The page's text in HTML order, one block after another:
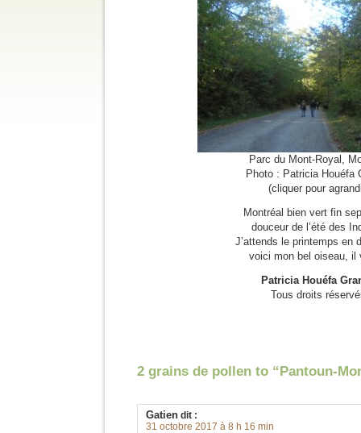
Parc du Mont-Royal,
Photo : Patricia Houéfa
(cliquer pour
Montréal bien vert fin
douceur de l’été des
J’attends le printemps en
voici mon bel oiseau, il
Patricia Houéfa
Tous droits
2 grains de pollen to “Pantoun-
Gatien dit :
31 octobre 2017 à 8 h 16 min